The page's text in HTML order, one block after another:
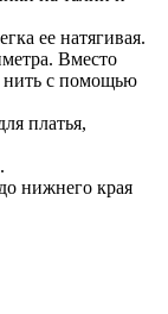
ее натягивая.
Вместо
нить с помощью
платья,
нижнего края